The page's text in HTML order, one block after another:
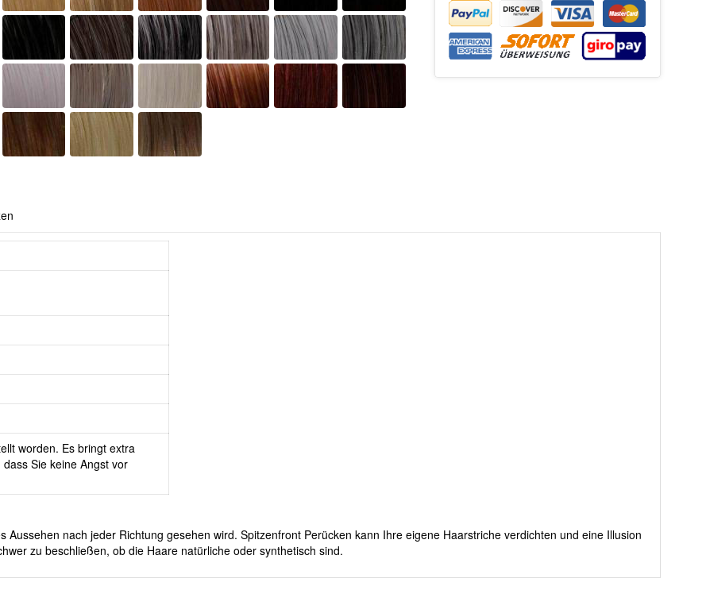
worden. Es bringt extra
Sie keine Angst vor
nach jeder Richtung gesehen wird. Spitzenfront Perücken kann Ihre eigene Haarstriche verdichten und eine Illusion
zu beschließen, ob die Haare natürliche oder synthetisch sind.